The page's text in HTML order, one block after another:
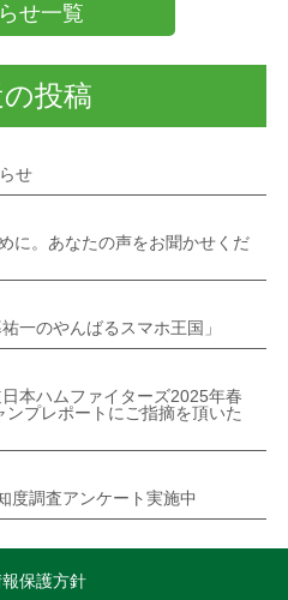
せ一覧
投稿
せ
に。あなたの声をお聞かせくだ
一のやんばるスマホ王国」
本ハムファイターズ2025年春
プレポートにご指摘を頂いた
度調査アンケート実施中
保護方針